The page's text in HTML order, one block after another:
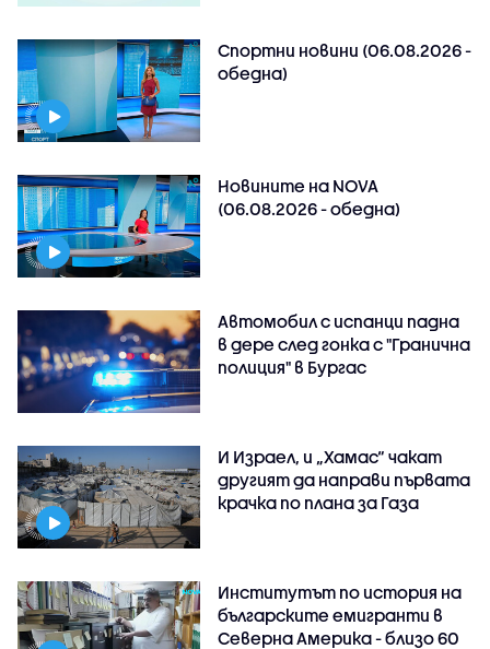
Спортни новини (06.08.2026 -
обедна)
Новините на NOVA
(06.08.2026 - обедна)
Автомобил с испанци падна
в дере след гонка с "Гранична
полиция" в Бургас
И Израел, и „Хамас“ чакат
другият да направи първата
крачка по плана за Газа
Институтът по история на
българските емигранти в
Северна Америка - близо 60